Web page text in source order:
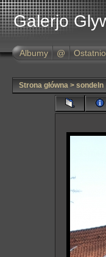
Galerjo
Albumy @
Strona główna > sondeln